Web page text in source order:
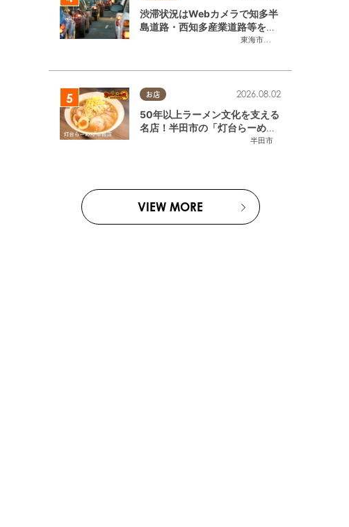
東海市
,大府市
渋滞状況はWebカメラで知多半
島道路・西知多産業道路等をチ
お店
半田市
2026.08.02
50年以上ラーメン文化を支える
名店！半田市の「灯台らーめん
半田店」へ【熱血ラーメン伝 8
VIEW MORE